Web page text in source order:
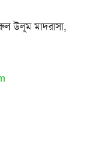
উলুম মাদরাসা,